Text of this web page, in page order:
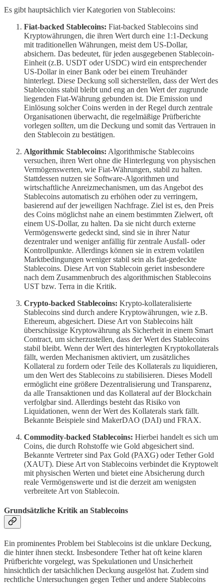
Es gibt hauptsächlich vier Kategorien von Stablecoins:
Fiat-backed Stablecoins: Fiat-backed Stablecoins sind
Kryptowährungen, die ihren Wert durch eine 1:1-Deckung
mit traditionellen Währungen, meist dem US-Dollar,
absichern. Das bedeutet, für jeden ausgegebenen Stablecoin-
Einheit (z.B. USDT oder USDC) wird ein entsprechender
US-Dollar in einer Bank oder bei einem Treuhänder
hinterlegt. Diese Deckung soll sicherstellen, dass der Wert des
Stablecoins stabil bleibt und eng an den Wert der zugrunde
liegenden Fiat-Währung gebunden ist. Die Emission und
Einlösung solcher Coins werden in der Regel durch zentrale
Organisationen überwacht, die regelmäßige Prüfberichte
vorlegen sollten, um die Deckung und somit das Vertrauen in
den Stablecoin zu bestätigen.
Algorithmic Stablecoins: Algorithmische Stablecoins
versuchen, ihren Wert ohne die Hinterlegung von physischen
Vermögenswerten, wie Fiat-Währungen, stabil zu halten.
Stattdessen nutzen sie Software-Algorithmen und
wirtschaftliche Anreizmechanismen, um das Angebot des
Stablecoins automatisch zu erhöhen oder zu verringern,
basierend auf der jeweiligen Nachfrage. Ziel ist es, den Preis
des Coins möglichst nahe an einem bestimmten Zielwert, oft
einem US-Dollar, zu halten. Da sie nicht durch externe
Vermögenswerte gedeckt sind, sind sie in ihrer Natur
dezentraler und weniger anfällig für zentrale Ausfall- oder
Kontrollpunkte. Allerdings können sie in extrem volatilen
Marktbedingungen weniger stabil sein als fiat-gedeckte
Stablecoins. Diese Art von Stablecoin geriet insbesondere
nach dem Zusammenbruch des algorithmischen Stablecoins
UST bzw. Terra in die Kritik.
Crypto-backed Stablecoins: Krypto-kollateralisierte
Stablecoins sind durch andere Kryptowährungen, wie z.B.
Ethereum, abgesichert. Diese Art von Stablecoins hält
überschüssige Kryptowährung als Sicherheit in einem Smart
Contract, um sicherzustellen, dass der Wert des Stablecoins
stabil bleibt. Wenn der Wert des hinterlegten Kryptokollaterals
fällt, werden Mechanismen aktiviert, um zusätzliches
Kollateral zu fordern oder Teile des Kollaterals zu liquidieren,
um den Wert des Stablecoins zu stabilisieren. Dieses Modell
ermöglicht eine größere Dezentralisierung und Transparenz,
da alle Transaktionen und das Kollateral auf der Blockchain
verfolgbar sind. Allerdings besteht das Risiko von
Liquidationen, wenn der Wert des Kollaterals stark fällt.
Bekannte Beispiele sind MakerDAO (DAI) und FRAX.
Commodity-backed Stablecoins: Hierbei handelt es sich um
Coins, die durch Rohstoffe wie Gold abgesichert sind.
Bekannte Vertreter sind Pax Gold (PAXG) oder Tether Gold
(XAUT). Diese Art von Stablecoins verbindet die Kryptowelt
mit physischen Werten und bietet eine Absicherung durch
reale Vermögenswerte und ist die derzeit am wenigsten
verbreitete Art von Stablecoin.
Grundsätzliche Kritik an Stablecoins
Ein prominentes Problem bei Stablecoins ist die unklare Deckung,
die hinter ihnen steckt. Insbesondere Tether hat oft keine klaren
Prüfberichte vorgelegt, was Spekulationen und Unsicherheit
hinsichtlich der tatsächlichen Deckung ausgelöst hat. Zudem sind
rechtliche Untersuchungen gegen Tether und andere Stablecoins